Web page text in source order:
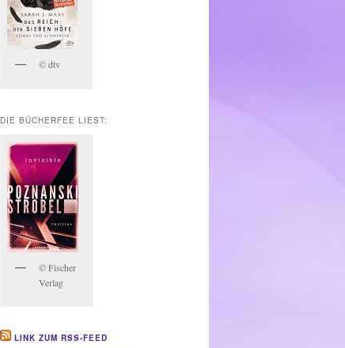
© dtv
DIE BÜCHERFEE LIEST:
© Fischer
Verlag
LINK ZUM RSS-FEED